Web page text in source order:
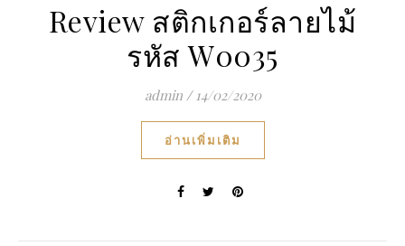
Review สติกเกอร์ลายไม้
รหัส W0035
admin / 14/02/2020
อ่านเพิ่มเติม